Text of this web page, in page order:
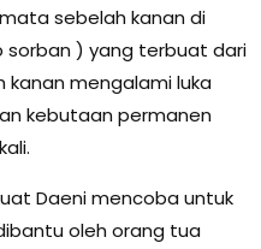
sebelah kanan di
sorban ) yang terbuat dari
mengalami luka
kebutaan permanen
Daeni mencoba untuk
oleh orang tua